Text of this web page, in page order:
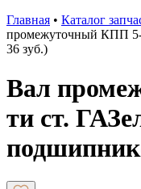
Главная • Каталог
промежуточный КПП 5-
36 зуб.)
Вал
ти ст.